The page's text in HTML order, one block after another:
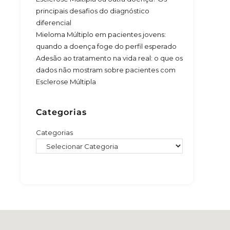
principais desafios do diagnóstico
diferencial
Mieloma Múltiplo em pacientes jovens:
quando a doença foge do perfil esperado
Adesão ao tratamento na vida real: o que os
dados não mostram sobre pacientes com
Esclerose Múltipla
Categorias
Categorias